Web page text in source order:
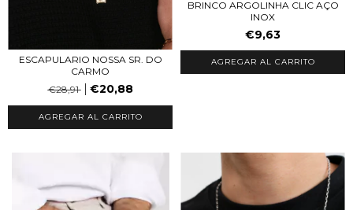
ESCAPULARIO NOSSA SR. DO
CARMO
€28,91
€20,88
AGREGAR AL CARRITO
BRINCO ARGOLINHA CLIC AÇO
INOX
€9,63